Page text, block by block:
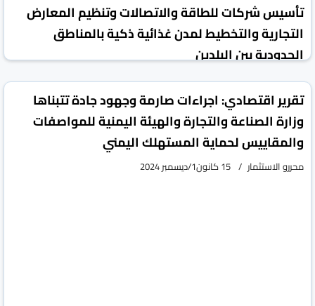
تأسيس شركات للطاقة والاتصالات وتنظيم المعارض
التجارية والتخطيط لمدن غذائية ذكية بالمناطق
الحدودية بين البلدين
محررو الاستثمار 24 كانون1/ديسمبر 2024
تقرير اقتصادي: اجراءات صارمة وجهود جادة تتبناها
وزارة الصناعة والتجارة والهيئة اليمنية للمواصفات
والمقاييس لحماية المستهلك اليمني
محررو الاستثمار 15 كانون1/ديسمبر 2024